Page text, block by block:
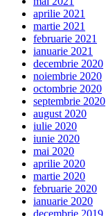
aprilie 2021
martie 2021
februarie 2021
ianuarie 2021
decembrie 2020
noiembrie 2020
octombrie 2020
septembrie 2020
august 2020
iulie 2020
iunie 2020
mai 2020
aprilie 2020
martie 2020
februarie 2020
ianuarie 2020
decembrie 2019